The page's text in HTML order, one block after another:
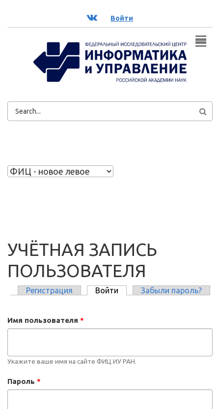
ВК Войти
ФОРМА
УЧЁТНАЯ ЗАПИСЬ
ПОЛЬЗОВАТЕЛЯ
Регистрация Войти (активная вкладка)
Забыли пароль?
Имя пользователя *
Укажите ваше имя на сайте ФИЦ ИУ РАН.
Пароль *